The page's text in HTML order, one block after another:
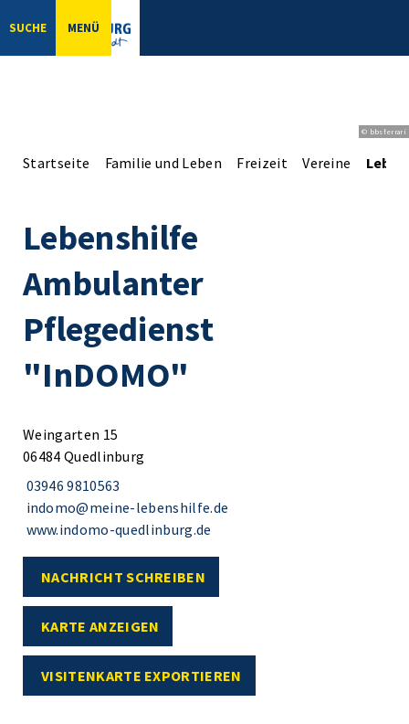
SUCHE MENÜ
© bbsferrari
Startseite Familie und Leben Freizeit Vereine
Lebenshilfe
Ambulanter
Pflegedienst
"InDOMO"
Weingarten 15
06484 Quedlinburg
03946 9810563
indomo@meine-lebenshilfe.de
www.indomo-quedlinburg.de
NACHRICHT SCHREIBEN
KARTE ANZEIGEN
VISITENKARTE EXPORTIEREN